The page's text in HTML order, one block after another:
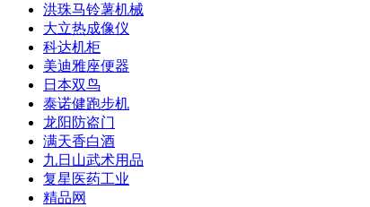
洪珠马铃薯机械
大立热成像仪
科达机柜
美迪雅座便器
日本双鸟
泰诺健跑步机
龙阳防盗门
满天香白酒
九日山武术用品
复星医药工业
精品网